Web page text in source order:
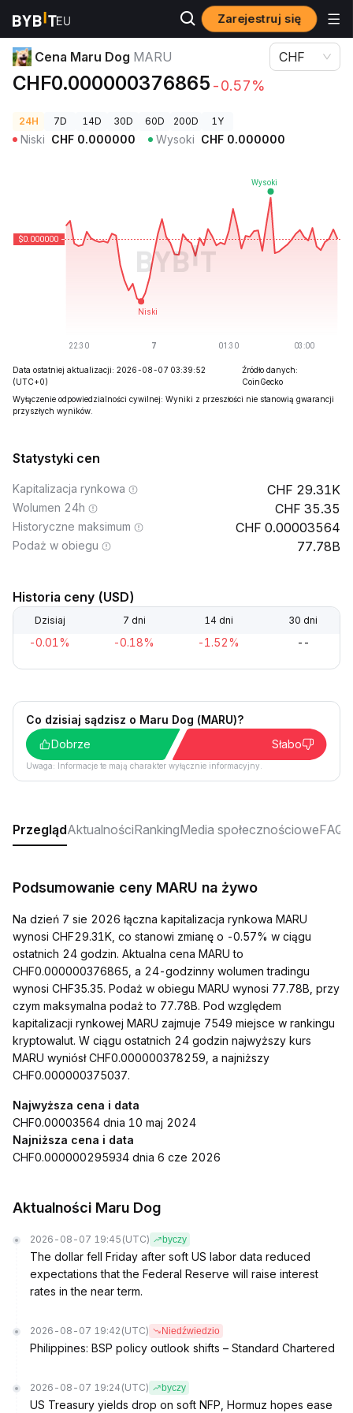
Zarejestruj się
Ceny kryptowalut Cena Maru Dog MARU
Cena Maru Dog MARU
CHF0.000000376865 -0.57%
CHF
24H 7D 14D 30D 60D 200D 1Y
Niski CHF 0.000000 Wysoki CHF 0.000000
Data ostatniej aktualizacji: 2026-08-07 03:39:52
(UTC+0)
Źródło danych:
CoinGecko
Wyłączenie odpowiedzialności cywilnej: Wyniki z przeszłości nie stanowią gwarancji
przyszłych wyników.
Statystyki cen
Kapitalizacja rynkowa 29.31K
Wolumen 24h 35.35
Historyczne maksimum 0.00003564
Podaż w obiegu 77.78B
Historia ceny (USD)
Dzisiaj 7 dni 14 dni 30 dni
-0.01% -0.18% -1.52% --
Co dzisiaj sądzisz o Maru Dog (MARU)?
Dobrze
Słabo
Uwaga: Informacje te mają charakter wyłącznie informacyjny.
PrzeglądAktualnościRankingMedia społecznościoweFAQ
Podsumowanie ceny MARU na żywo
Na dzień 7 sie 2026 łączna kapitalizacja rynkowa MARU
wynosi CHF29.31K, co stanowi zmianę o -0.57% w ciągu
ostatnich 24 godzin. Aktualna cena MARU to
CHF0.000000376865, a 24-godzinny wolumen tradingu
wynosi CHF35.35. Podaż w obiegu MARU wynosi 77.78B, przy
czym maksymalna podaż to 77.78B. Pod względem
kapitalizacji rynkowej MARU zajmuje 7549 miejsce w rankingu
kryptowalut. W ciągu ostatnich 24 godzin najwyższy kurs
MARU wyniósł CHF0.000000378259, a najniższy
CHF0.000000375037.
Najwyższa cena i data
CHF0.00003564 dnia 10 maj 2024
Najniższa cena i data
CHF0.000000295934 dnia 6 cze 2026
Aktualności Maru Dog
2026-08-07 19:45 (UTC) byczy
The dollar fell Friday after soft US labor data reduced
expectations that the Federal Reserve will raise interest
rates in the near term.
2026-08-07 19:42 (UTC) Niedźwiedzio
Philippines: BSP policy outlook shifts – Standard Chartered
2026-08-07 19:24 (UTC) byczy
US Treasury yields drop on soft NFP, Hormuz hopes ease